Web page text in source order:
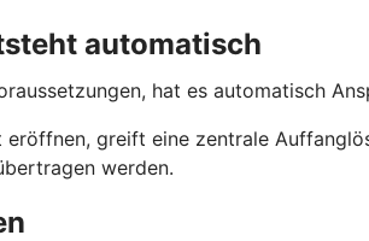
automatisch
hat es automatisch
eröffnen, greift eine zentrale
werden.